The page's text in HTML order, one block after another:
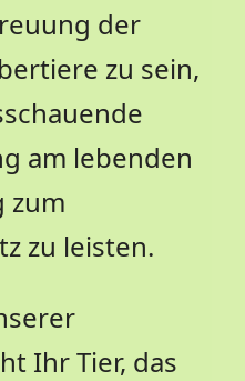
der
zu sein,
am lebenden
zum
zu leisten.
Ihr Tier, das